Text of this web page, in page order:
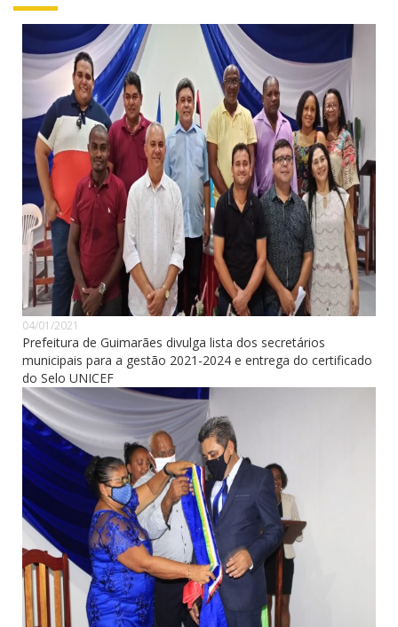
04/01/2021
Prefeitura de Guimarães divulga lista dos secretários
municipais para a gestão 2021-2024 e entrega do certificado
do Selo UNICEF